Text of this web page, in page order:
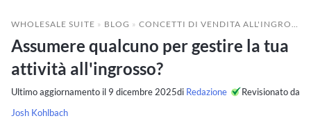
WHOLESALE SUITE » BLOG » CONCETTI DI VENDITA ALL'INGROSSO
Assumere qualcuno per gestire la tua
attività all'ingrosso?
Ultimo aggiornamento il 9 dicembre 2025di Redazione
Revisionato da
Josh Kohlbach